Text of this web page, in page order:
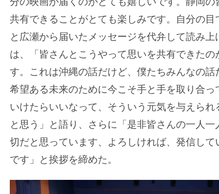
共有できることがとても楽しみです。自分の目
と広瀬から届いたメッセージを代弁して読み
は、「皆さんとこうやって思いを共有できたの
す。これは沖縄の話だけど、僕たちみんなの話
希望ある未来のために今こそ手と手を取り合っ
いけたらいいなって、そういう元気を与えら
と思う」と語り、さらに「是非皆さんの一人
切だと思っています、よろしければ、発信して
です」と挨拶を締めた。